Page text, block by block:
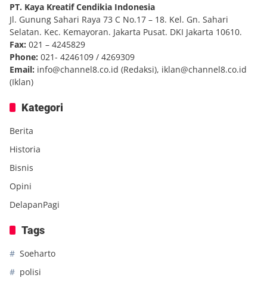
PT. Kaya Kreatif Cendikia Indonesia
Jl. Gunung Sahari Raya 73 C No.17 – 18. Kel. Gn. Sahari
Selatan. Kec. Kemayoran. Jakarta Pusat. DKI Jakarta 10610.
Fax: 021 – 4245829
Phone: 021- 4246109 / 4269309
Email: info@channel8.co.id (Redaksi), iklan@channel8.co.id
(Iklan)
Kategori
Berita
Historia
Bisnis
Opini
DelapanPagi
Tags
Soeharto
polisi